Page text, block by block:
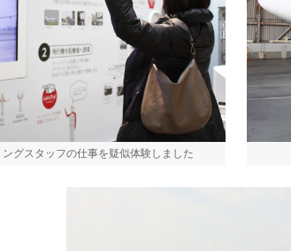
グスタッフの仕事を疑似体験しました